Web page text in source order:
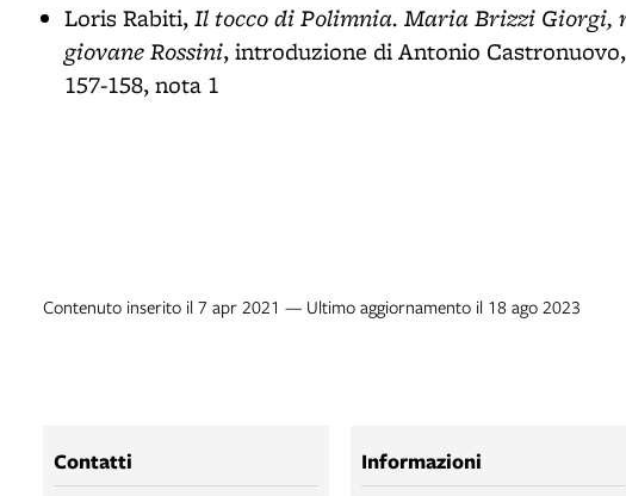
Loris Rabiti,Il tocco di Polimnia. Maria Brizzi Giorgi,
giovane Rossini, introduzione di Antonio
157-158, nota 1
Contenuto inserito il 7 apr 2021 — Ultimo aggiornamento il 18 ago 2023
Contatti Informazioni